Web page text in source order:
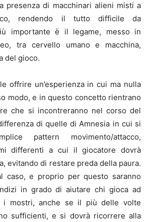
presenza di macchinari alieni misti a
rendendo il tutto difficile da
importante è il legame, messo in
tra cervello umano e macchina,
del gioco.
offrire un’esperienza in cui ma nulla
modo, e in questo concetto rientrano
che si incontreranno nel corso del
di quelle di Amnesia in cui si
pattern movimento/attacco,
differenti a cui il giocatore dovrà
evitando di restare preda della paura.
caso, e proprio per questo saranno
in grado di aiutare chi gioca ad
i mostri, anche se il più delle volte
sufficienti, e si dovrà ricorrere alla